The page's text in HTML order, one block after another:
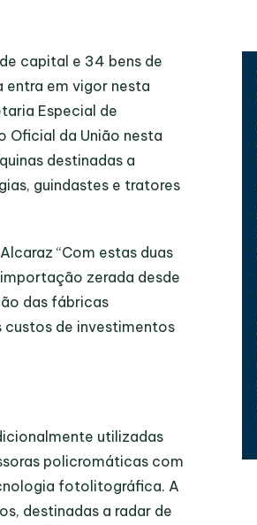
capital e 34 bens de
em vigor nesta
Especial de
Oficial da União nesta
destinadas a
guindastes e tratores
“Com estas duas
zerada desde
das fábricas
custos de investimentos
utilizadas
policromáticas com
fotolitográfica. A
destinadas a radar de